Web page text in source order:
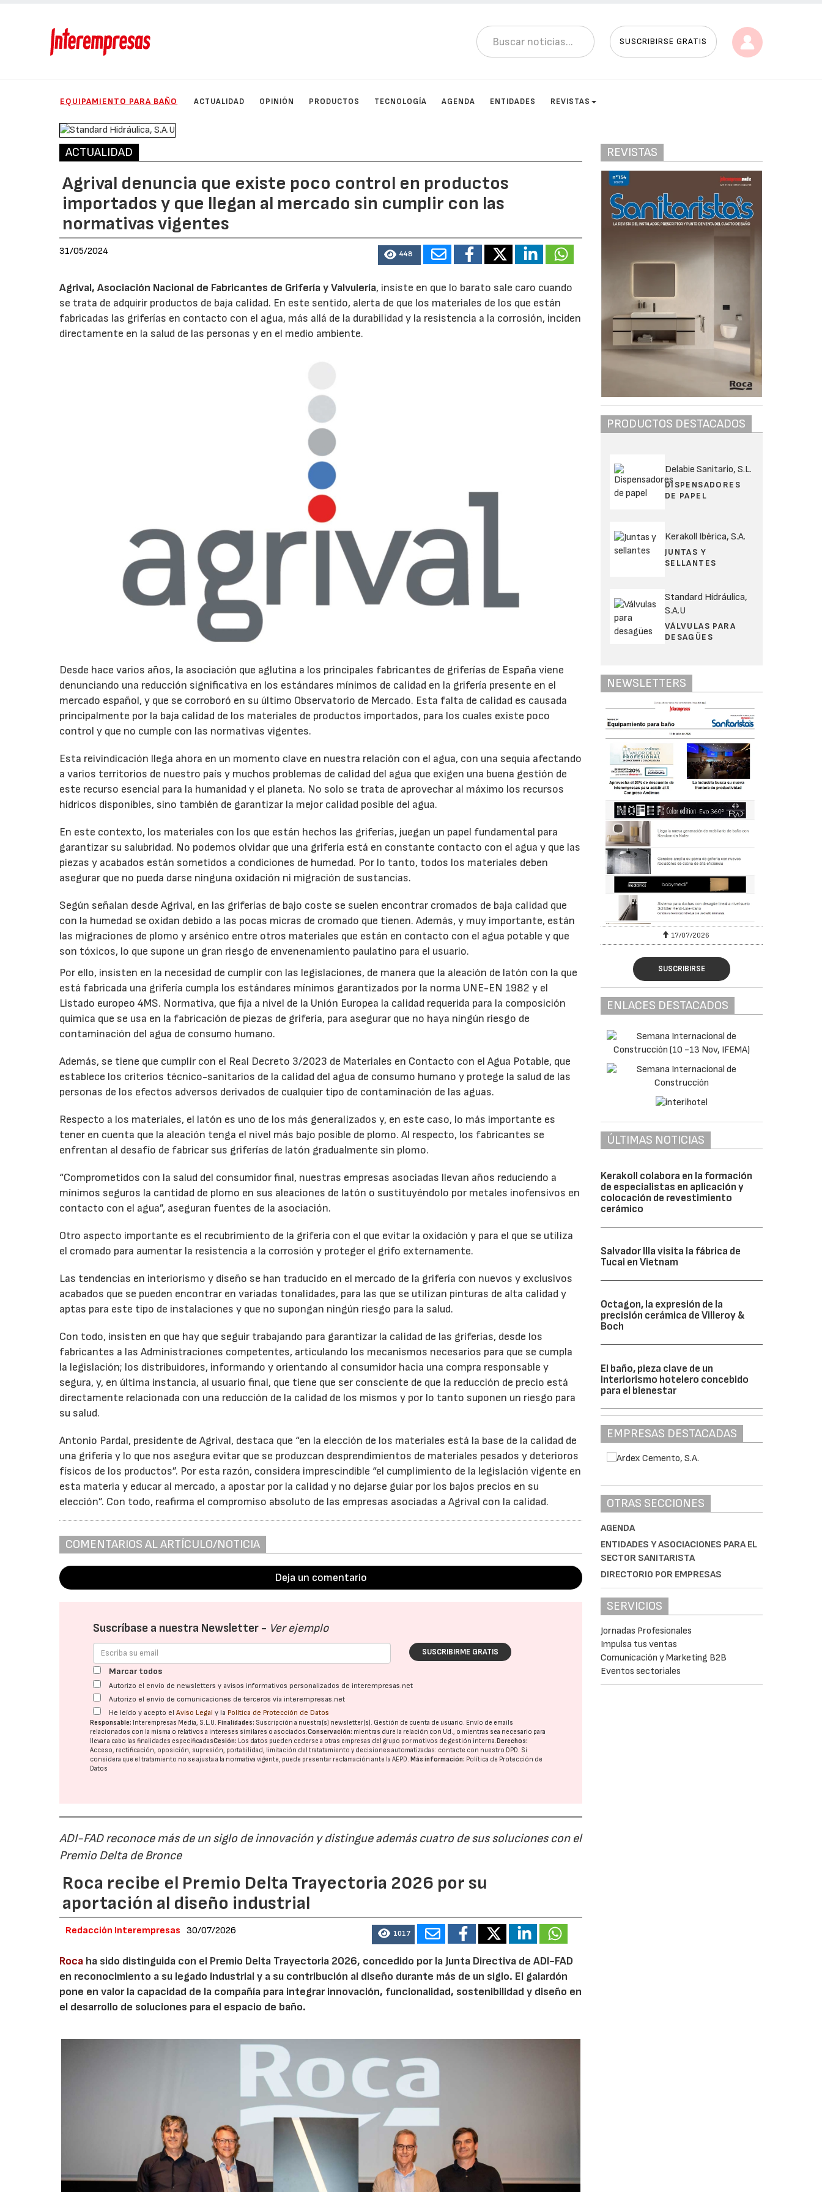
SUSCRIBIRSE GRATIS
EQUIPAMIENTO PARA BAÑO ACTUALIDAD OPINIÓN PRODUCTOS TECNOLOGÍA AGENDA ENTIDADES REVISTAS
ACTUALIDAD
Agrival denuncia que existe poco control en productos
importados y que llegan al mercado sin cumplir con las
normativas vigentes
31/05/2024 448
Agrival, Asociación Nacional de Fabricantes de Grifería y Valvulería, insiste en que lo barato sale caro cuando
se trata de adquirir productos de baja calidad. En este sentido, alerta de que los materiales de los que están
fabricadas las griferías en contacto con el agua, más allá de la durabilidad y la resistencia a la corrosión, inciden
directamente en la salud de las personas y en el medio ambiente.
Desde hace varios años, la asociación que aglutina a los principales fabricantes de griferías de España viene
denunciando una reducción significativa en los estándares mínimos de calidad en la grifería presente en el
mercado español, y que se corroboró en su último Observatorio de Mercado. Esta falta de calidad es causada
principalmente por la baja calidad de los materiales de productos importados, para los cuales existe poco
control y que no cumple con las normativas vigentes.
Esta reivindicación llega ahora en un momento clave en nuestra relación con el agua, con una sequía afectando
a varios territorios de nuestro país y muchos problemas de calidad del agua que exigen una buena gestión de
este recurso esencial para la humanidad y el planeta. No solo se trata de aprovechar al máximo los recursos
hídricos disponibles, sino también de garantizar la mejor calidad posible del agua.
En este contexto, los materiales con los que están hechos las griferías, juegan un papel fundamental para
garantizar su salubridad. No podemos olvidar que una grifería está en constante contacto con el agua y que las
piezas y acabados están sometidos a condiciones de humedad. Por lo tanto, todos los materiales deben
asegurar que no pueda darse ninguna oxidación ni migración de sustancias.
Según señalan desde Agrival, en las griferías de bajo coste se suelen encontrar cromados de baja calidad que
con la humedad se oxidan debido a las pocas micras de cromado que tienen. Además, y muy importante, están
las migraciones de plomo y arsénico entre otros materiales que están en contacto con el agua potable y que
son tóxicos, lo que supone un gran riesgo de envenenamiento paulatino para el usuario.
Por ello, insisten en la necesidad de cumplir con las legislaciones, de manera que la aleación de latón con la que
está fabricada una grifería cumpla los estándares mínimos garantizados por la norma UNE-EN 1982 y el
Listado europeo 4MS. Normativa, que fija a nivel de la Unión Europea la calidad requerida para la composición
química que se usa en la fabricación de piezas de grifería, para asegurar que no haya ningún riesgo de
contaminación del agua de consumo humano.
Además, se tiene que cumplir con el Real Decreto 3/2023 de Materiales en Contacto con el Agua Potable, que
establece los criterios técnico-sanitarios de la calidad del agua de consumo humano y protege la salud de las
personas de los efectos adversos derivados de cualquier tipo de contaminación de las aguas.
Respecto a los materiales, el latón es uno de los más generalizados y, en este caso, lo más importante es
tener en cuenta que la aleación tenga el nivel más bajo posible de plomo. Al respecto, los fabricantes se
enfrentan al desafío de fabricar sus griferías de latón gradualmente sin plomo.
“Comprometidos con la salud del consumidor final, nuestras empresas asociadas llevan años reduciendo a
mínimos seguros la cantidad de plomo en sus aleaciones de latón o sustituyéndolo por metales inofensivos en
contacto con el agua”, aseguran fuentes de la asociación.
Otro aspecto importante es el recubrimiento de la grifería con el que evitar la oxidación y para el que se utiliza
el cromado para aumentar la resistencia a la corrosión y proteger el grifo externamente.
Las tendencias en interiorismo y diseño se han traducido en el mercado de la grifería con nuevos y exclusivos
acabados que se pueden encontrar en variadas tonalidades, para las que se utilizan pinturas de alta calidad y
aptas para este tipo de instalaciones y que no supongan ningún riesgo para la salud.
Con todo, insisten en que hay que seguir trabajando para garantizar la calidad de las griferías, desde los
fabricantes a las Administraciones competentes, articulando los mecanismos necesarios para que se cumpla
la legislación; los distribuidores, informando y orientando al consumidor hacia una compra responsable y
segura, y, en última instancia, al usuario final, que tiene que ser consciente de que la reducción de precio está
directamente relacionada con una reducción de la calidad de los mismos y por lo tanto suponen un riesgo para
su salud.
Antonio Pardal, presidente de Agrival, destaca que “en la elección de los materiales está la base de la calidad de
una grifería y lo que nos asegura evitar que se produzcan desprendimientos de materiales pesados y deterioros
físicos de los productos”. Por esta razón, considera imprescindible “el cumplimiento de la legislación vigente en
esta materia y educar al mercado, a apostar por la calidad y no dejarse guiar por los bajos precios en su
elección”. Con todo, reafirma el compromiso absoluto de las empresas asociadas a Agrival con la calidad.
COMENTARIOS AL ARTÍCULO/NOTICIA
Deja un comentario
Suscríbase a nuestra Newsletter - Ver ejemplo
SUSCRIBIRME GRATIS
Marcar todos
Autorizo el envío de newsletters y avisos informativos personalizados de interempresas.net
Autorizo el envío de comunicaciones de terceros vía interempresas.net
He leído y acepto elAviso Legal y la Política de Protección de Datos
Responsable: Interempresas Media, S.L.U.Finalidades: Suscripción a nuestra(s) newsletter(s). Gestión de cuenta de usuario. Envío de emails
relacionados con la misma o relativos a intereses similares o asociados.Conservación: mientras dure la relación con Ud., o mientras sea necesario para
llevar a cabo las finalidades especificadasCesión: Los datos pueden cederse a otras empresas del grupo por motivos de gestión interna.Derechos:
Acceso, rectificación, oposición, supresión, portabilidad, limitación del tratatamiento y decisiones automatizadas: contacte con nuestro DPD. Si
considera que el tratamiento no se ajusta a la normativa vigente, puede presentar reclamación ante laAEPD.Más información: Política de Protección de
Datos
ADI-FAD reconoce más de un siglo de innovación y distingue además cuatro de sus soluciones con el
Premio Delta de Bronce
Roca recibe el Premio Delta Trayectoria 2026 por su
aportación al diseño industrial
Redacción Interempresas 30/07/2026 1017
Roca ha sido distinguida con el Premio Delta Trayectoria 2026, concedido por la Junta Directiva de ADI-FAD
en reconocimiento a su legado industrial y a su contribución al diseño durante más de un siglo. El galardón
pone en valor la capacidad de la compañía para integrar innovación, funcionalidad, sostenibilidad y diseño en
el desarrollo de soluciones para el espacio de baño.
REVISTAS
PRODUCTOS DESTACADOS
Delabie Sanitario, S.L.
DISPENSADORES
DE PAPEL
Kerakoll Ibérica, S.A.
JUNTAS Y
SELLANTES
Standard Hidráulica,
S.A.U
VÁLVULAS PARA
DESAGÜES
NEWSLETTERS
17/07/2026 31/07/2026 17/07/2026
SUSCRIBIRSE
ENLACES DESTACADOS
ÚLTIMAS NOTICIAS
Kerakoll colabora en la formación
de especialistas en aplicación y
colocación de revestimiento
cerámico
Salvador Illa visita la fábrica de
Tucai en Vietnam
Octagon, la expresión de la
precisión cerámica de Villeroy &
Boch
El baño, pieza clave de un
interiorismo hotelero concebido
para el bienestar
EMPRESAS DESTACADAS
OTRAS SECCIONES
AGENDA
ENTIDADES Y ASOCIACIONES PARA EL
SECTOR SANITARISTA
DIRECTORIO POR EMPRESAS
SERVICIOS
Jornadas Profesionales
Impulsa tus ventas
Comunicación y Marketing B2B
Eventos sectoriales